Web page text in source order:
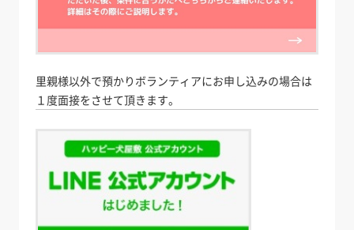
里親様以外で預かりボランティアにお申し込みの場合は
１度面接をさせて頂きます。